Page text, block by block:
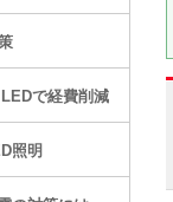
で経費削減
照明